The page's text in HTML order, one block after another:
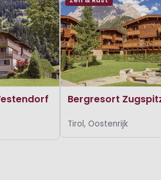
Tirol, Oostenrijk